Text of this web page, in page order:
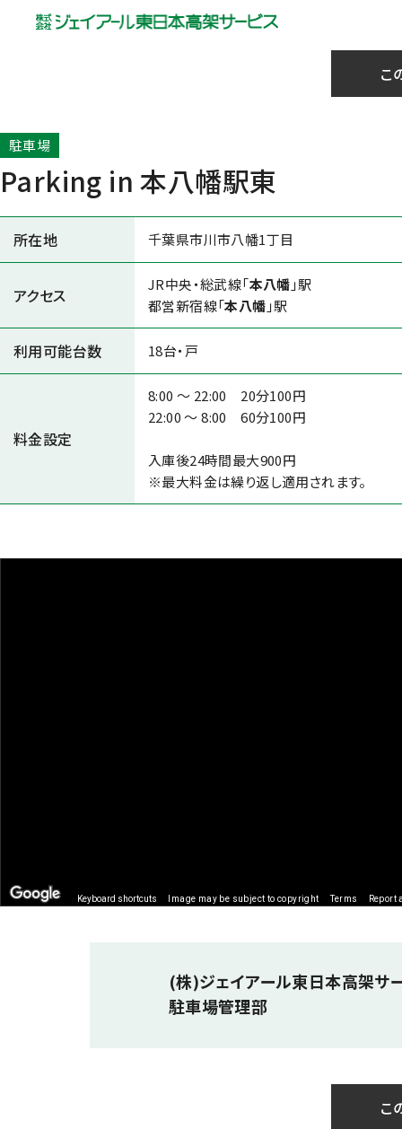
こ
駐車場
Parking in 本八幡駅東
所在地 千葉県市川市八幡1丁目
アクセス
JR中央・総武線「本八幡 」駅
都営新宿線「本八幡 」駅
利用可能台数 18台・戸
料金設定
8:00 ～ 22:00 20分100円
22:00 ～ 8:00 60分100円
入庫後24時間最大900円
※最大料金は繰り返し適用されます。
Keyboard shortcuts Image may be subject to copyright Terms Report
(株)ジェイアール東日本高架サ
駐車場管理部
こ